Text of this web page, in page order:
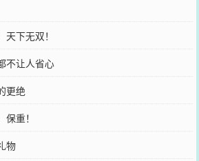
下无双！
不让人省心
更绝
重！
物